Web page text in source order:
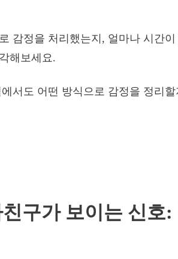
감정을 처리했는지, 얼마나 시간
해보세요.
서도 어떤 방식으로 감정을 정리
구가 보이는 신호